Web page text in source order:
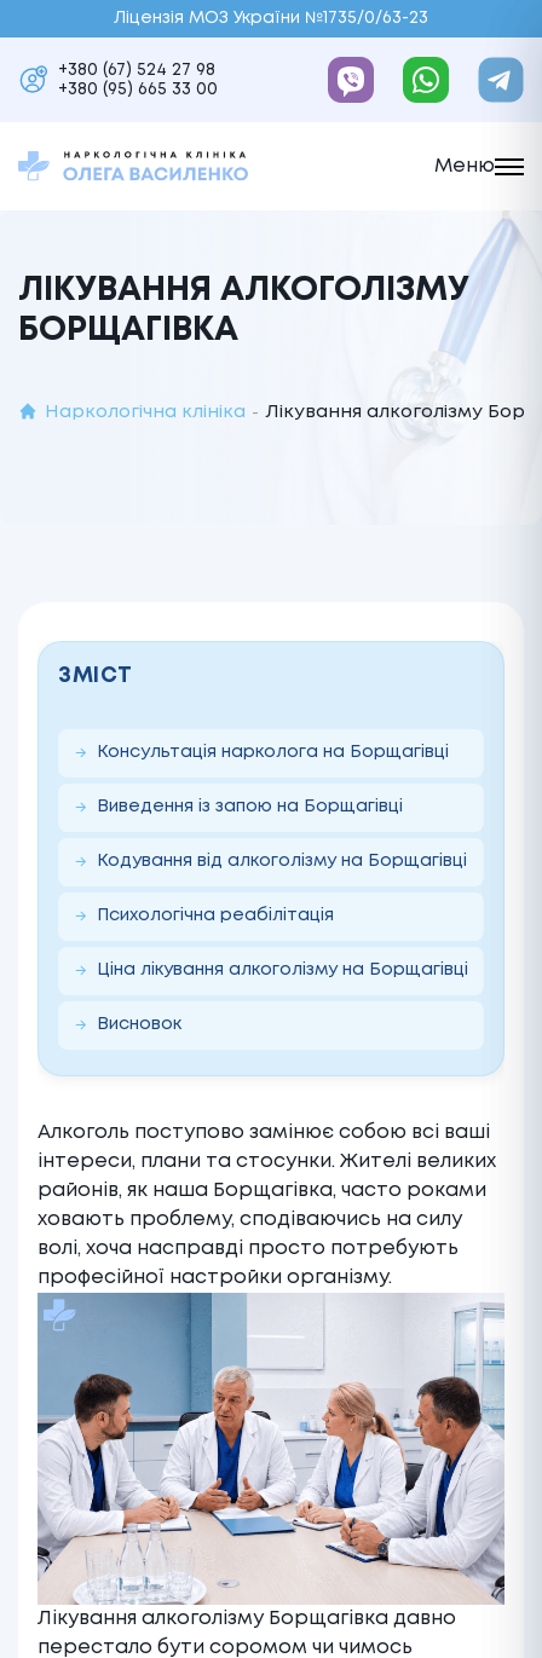
Ліцензія МОЗ України №1735/0/63-23
+380 (67) 524 27 98
+380 (95) 665 33 00
Меню
ЛІКУВАННЯ АЛКОГОЛІЗМУ
БОРЩАГІВКА
Наркологічна клініка - Лікування алкоголізму
ЗМІСТ
Консультація нарколога на Борщагівці
Виведення із запою на Борщагівці
Кодування від алкоголізму на Борщагівці
Психологічна реабілітація
Ціна лікування алкоголізму на Борщагівці
Висновок
Алкоголь поступово замінює собою всі ваші
інтереси, плани та стосунки. Жителі великих
районів, як наша Борщагівка, часто роками
ховають проблему, сподіваючись на силу
волі, хоча насправді просто потребують
професійної настройки організму.
Лікування алкоголізму Борщагівка давно
перестало бути соромом чи чимось